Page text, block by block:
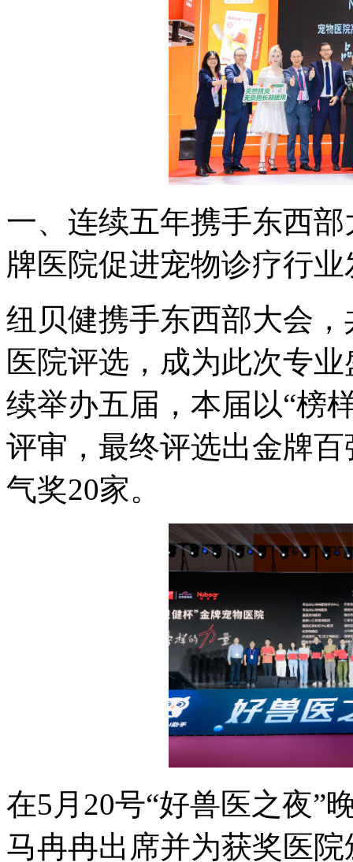
一、连续五年携手东西
牌医院促进宠物诊疗行业
纽贝健携手东西部大会
医院评选，成为此次专
续举办五届，本届以“榜
评审，最终评选出金牌
气奖20家。
在5月20号“好兽医之夜”
马冉冉出席并为获奖医